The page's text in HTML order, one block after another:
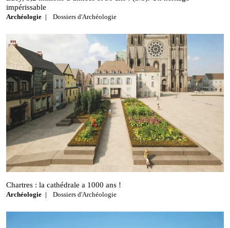
impérissable
Archéologie Dossiers d'Archéologie
Chartres : la cathédrale a 1000 ans !
Archéologie Dossiers d'Archéologie